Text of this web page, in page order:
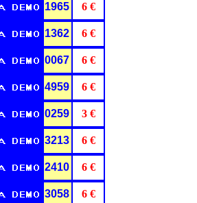
1965 6 €
1362 6 €
0067 6 €
4959 6 €
0259 3 €
3213 6 €
2410 6 €
3058 6 €